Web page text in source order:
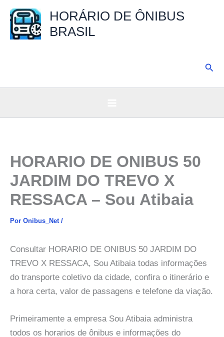
para
HORÁRIO DE ÔNIBUS
BRASIL
HORARIO DE ONIBUS 50
JARDIM DO TREVO X
RESSACA – Sou Atibaia
Por Onibus_Net /
Consultar HORARIO DE ONIBUS 50 JARDIM DO
TREVO X RESSACA, Sou Atibaia todas informações
do transporte coletivo da cidade, confira o itinerário e
a hora certa, valor de passagens e telefone da viação.
Primeiramente a empresa Sou Atibaia administra
todos os horarios de ônibus e informações do